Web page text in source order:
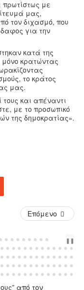
πρωτίστως με
μας,
τον διχασμό, που
για την
κατά της
μόνο κρατώντας
το κράτος
μας.
και απέναντι
με το προσωπικό
της δημοκρατίας».
Επόμενο
PREVNEXT
❚❚